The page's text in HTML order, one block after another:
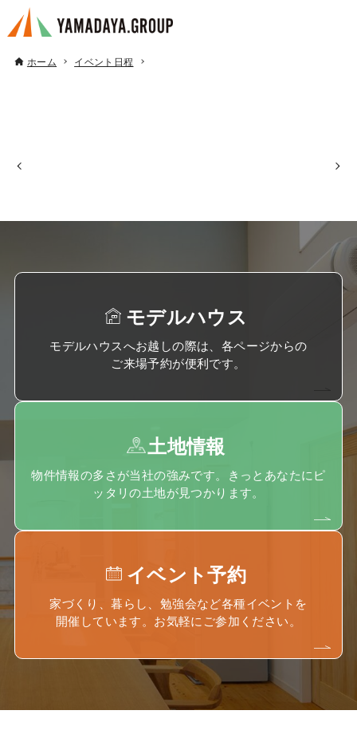
ホーム イベント日程
モデルハウス
モデルハウスへお越しの際は、各ページからの
ご来場予約が便利です。
土地情報
物件情報の多さが当社の強みです。きっとあなたにピ
ッタリの土地が見つかります。
イベント予約
家づくり、暮らし、勉強会など各種イベントを
開催しています。お気軽にご参加ください。